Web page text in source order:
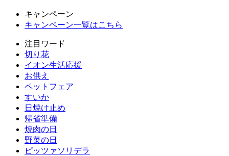
キャンペーン
キャンペーン一覧はこちら
注目ワード
切り花
イオン生活応援
お供え
ペットフェア
すいか
日焼け止め
帰省準備
焼肉の日
野菜の日
ピッツァソリデラ